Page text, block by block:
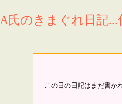
A氏のきまぐれ日記
この日の日記はまだ書か